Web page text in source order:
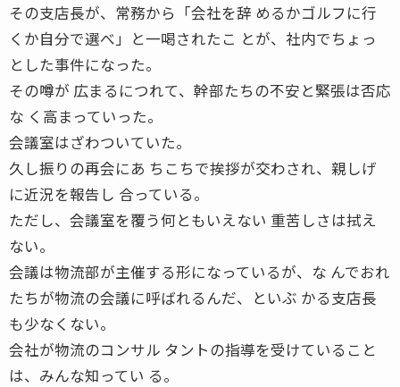
その支店長が、常務から「会社を辞 めるかゴルフに行
くか自分で選べ」と一喝されたこ とが、社内でちょっ
とした事件になった。
その噂が 広まるにつれて、幹部たちの不安と緊張は否応
な く高まっていった。
会議室はざわついていた。
久し振りの再会にあ ちこちで挨拶が交わされ、親しげ
に近況を報告し 合っている。
ただし、会議室を覆う何ともいえない 重苦しさは拭え
ない。
会議は物流部が主催する形になっているが、な んでおれ
たちが物流の会議に呼ばれるんだ、といぶ かる支店長
も少なくない。
会社が物流のコンサル タントの指導を受けていること
は、みんな知ってい る。